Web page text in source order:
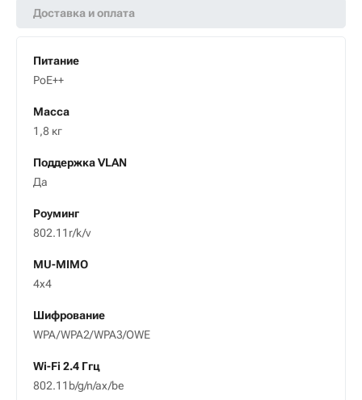
Доставка и оплата
Питание
PoE++
Масса
1,8 кг
Поддержка VLAN
Да
Роуминг
802.11r/k/v
MU-MIMO
4x4
Шифрование
WPA/WPA2/WPA3/OWE
Wi-Fi 2.4 Ггц
802.11b/g/n/ax/be